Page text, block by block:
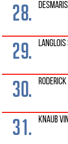
28.
29.
30.
31. KNAUB